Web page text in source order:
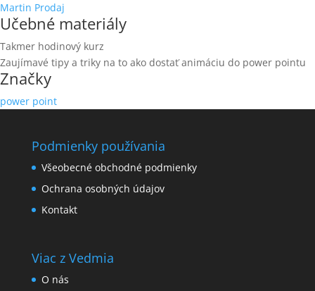
Martin Prodaj
Učebné materiály
Takmer hodinový kurz
Zaujímavé tipy a triky na to ako dostať animáciu do power pointu
Značky
power point
Podmienky používania
Všeobecné obchodné podmienky
Ochrana osobných údajov
Kontakt
Viac z Vedmia
O nás